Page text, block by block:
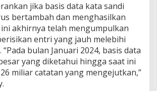
jika basis data kata sandi
bertambah dan menghasilkan
akhirnya telah mengumpulkan
entri yang jauh melebihi
bulan Januari 2024, basis data
yang diketahui hingga saat ini
miliar catatan yang mengejutkan,”